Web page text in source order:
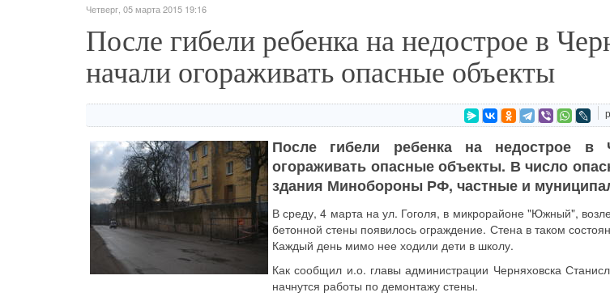
Четверг, 05 марта 2015 19:16
После гибели ребенка на недострое в
начали огораживать опасные объекты
После гибели ребенка на недострое в
огораживать опасные объекты. В число
здания Минобороны РФ, частные и
В среду, 4 марта на ул. Гоголя, в микрорайоне "Южный",
бетонной стены появилось ограждение. Стена в таком
Каждый день мимо нее ходили дети в школу.
Как сообщил и.о. главы администрации Черняховска
начнутся работы по демонтажу стены.